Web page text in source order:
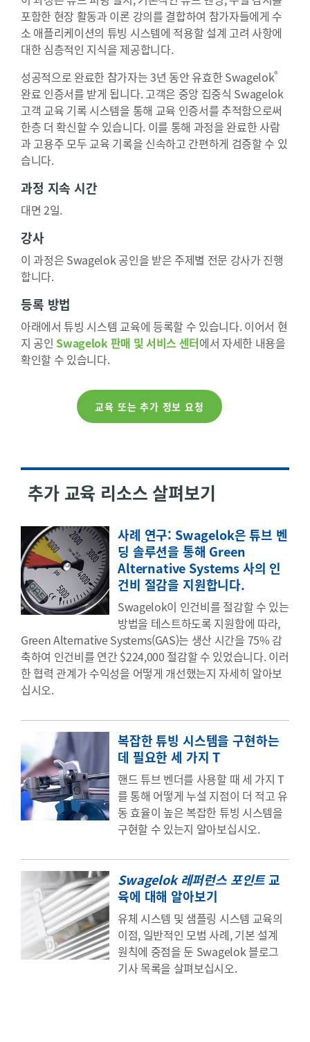
포함한 현장 활동과 이론 강의를 결합하여 참가자들에게 수
소 애플리케이션의 튜빙 시스템에 적용할 설계 고려 사항에
대한 심층적인 지식을 제공합니다.
성공적으로 완료한 참가자는 3년 동안 유효한 Swagelok®
완료 인증서를 받게 됩니다. 고객은 중앙 집중식 Swagelok
고객 교육 기록 시스템을 통해 교육 인증서를 추적함으로써
한층 더 확신할 수 있습니다. 이를 통해 과정을 완료한 사람
과 고용주 모두 교육 기록을 신속하고 간편하게 검증할 수 있
습니다.
과정 지속 시간
대면 2일.
강사
이 과정은 Swagelok 공인을 받은 주제별 전문 강사가 진행
합니다.
등록 방법
아래에서 튜빙 시스템 교육에 등록할 수 있습니다. 이어서 현
지 공인 Swagelok 판매 및 서비스 센터에서 자세한 내용을
확인할 수 있습니다.
교육 또는 추가 정보 요청
추가 교육 리소스 살펴보기
사례 연구: Swagelok은 튜브 벤
딩 솔루션을 통해 Green
Alternative Systems 사의 인
건비 절감을 지원합니다.
Swagelok이 인건비를 절감할 수 있는
방법을 테스트하도록 지원함에 따라,
Green Alternative Systems(GAS)는 생산 시간을 75% 감
축하여 인건비를 연간 $224,000 절감할 수 있었습니다. 이러
한 협력 관계가 수익성을 어떻게 개선했는지 자세히 알아보
십시오.
복잡한 튜빙 시스템을 구현하는
데 필요한 세 가지 T
핸드 튜브 벤더를 사용할 때 세 가지 T
를 통해 어떻게 누설 지점이 더 적고 유
동 효율이 높은 복잡한 튜빙 시스템을
구현할 수 있는지 알아보십시오.
Swagelok 레퍼런스 포인트교
육에 대해 알아보기
유체 시스템 및 샘플링 시스템 교육의
이점, 일반적인 모범 사례, 기본 설계
원칙에 중점을 둔 Swagelok 블로그
기사 목록을 살펴보십시오.